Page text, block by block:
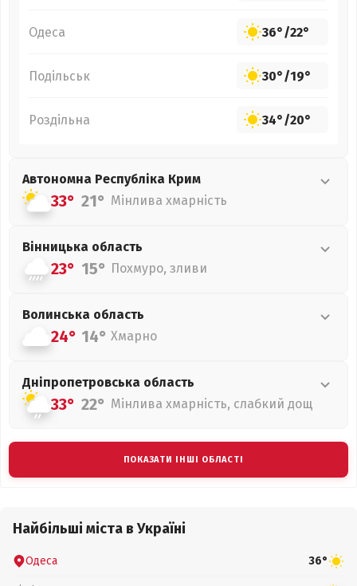
Одеса 36°/22°
Подільськ 30°/19°
Роздільна 34°/20°
Автономна Республіка Крим
33° 21° Мінлива хмарність
Вінницька область
23° 15° Похмуро, зливи
Волинська область
24° 14° Хмарно
Дніпропетровська область
33° 22° Мінлива хмарність, слабкий дощ
ПОКАЗАТИ ІНШІ ОБЛАСТІ
Найбільші міста в Україні
Одеса 36°